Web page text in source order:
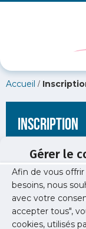
Gérer le
Afin de vous
besoins, nous
avec votre
accepter tous",
cookies, utilisés
Accueil /
Inscription
[wppb-register
idf.org/
apres/"]